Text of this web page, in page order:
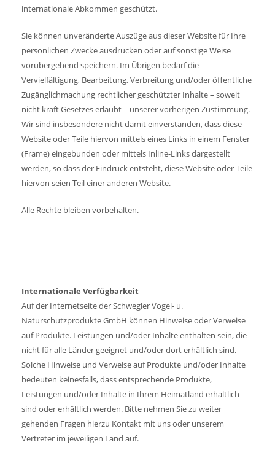
internationale Abkommen geschützt.
Sie können unveränderte Auszüge aus dieser Website für Ihre
persönlichen Zwecke ausdrucken oder auf sonstige Weise
vorübergehend speichern. Im Übrigen bedarf die
Vervielfältigung, Bearbeitung, Verbreitung und/oder öffentliche
Zugänglichmachung rechtlicher geschützter Inhalte – soweit
nicht kraft Gesetzes erlaubt – unserer vorherigen Zustimmung.
Wir sind insbesondere nicht damit einverstanden, dass diese
Website oder Teile hiervon mittels eines Links in einem Fenster
(Frame) eingebunden oder mittels Inline-Links dargestellt
werden, so dass der Eindruck entsteht, diese Website oder Teile
hiervon seien Teil einer anderen Website.
Alle Rechte bleiben vorbehalten.
Internationale Verfügbarkeit
Auf der Internetseite der Schwegler Vogel- u.
Naturschutzprodukte GmbH können Hinweise oder Verweise
auf Produkte. Leistungen und/oder Inhalte enthalten sein, die
nicht für alle Länder geeignet und/oder dort erhältlich sind.
Solche Hinweise und Verweise auf Produkte und/oder Inhalte
bedeuten keinesfalls, dass entsprechende Produkte,
Leistungen und/oder Inhalte in Ihrem Heimatland erhältlich
sind oder erhältlich werden. Bitte nehmen Sie zu weiter
gehenden Fragen hierzu Kontakt mit uns oder unserem
Vertreter im jeweiligen Land auf.